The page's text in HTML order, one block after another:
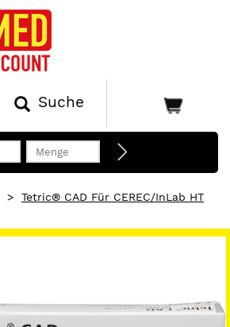
Suche
> Tetric® CAD Für CEREC/inLab HT